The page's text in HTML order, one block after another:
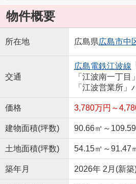
物件概要
所在地 広島県広島市中
交通
広島電鉄江波線 「
「江波南一丁
「江波営業所
価格 3,780万円～
建物面積(坪数) 90.66㎡～
土地面積(坪数) 54.15㎡～91.47
築年月 2026年 2月(新築